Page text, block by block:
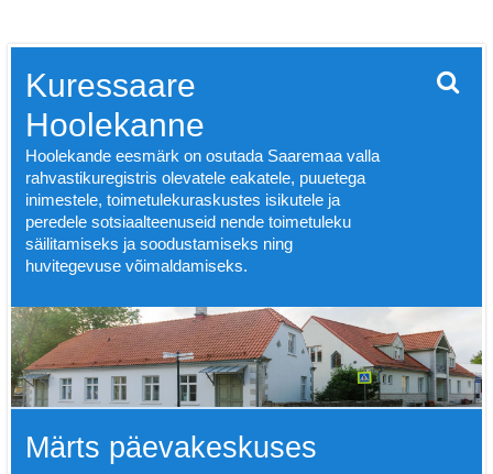
content
Kuressaare
Hoolekanne
Hoolekande eesmärk on osutada Saaremaa valla
rahvastikuregistris olevatele eakatele, puuetega
inimestele, toimetulekuraskustes isikutele ja
peredele sotsiaalteenuseid nende toimetuleku
säilitamiseks ja soodustamiseks ning
huvitegevuse võimaldamiseks.
Märts päevakeskuses